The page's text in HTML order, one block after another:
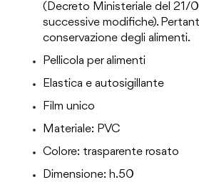
(Decreto Ministeriale del 21/
successive modifiche).
conservazione degli alimenti.
Pellicola per alimenti
Elastica e autosigillante
Film unico
Materiale: PVC
Colore: trasparente rosato
Dimensione: h.50